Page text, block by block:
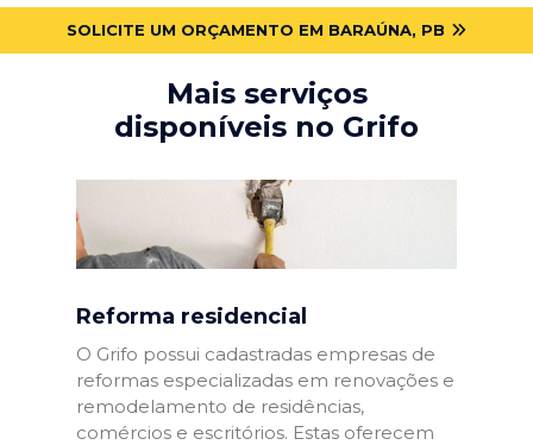
SOLICITE UM ORÇAMENTO EM BARAÚNA, PB
Mais serviços
disponíveis no Grifo
Reforma residencial
O Grifo possui cadastradas empresas de
reformas especializadas em renovações e
remodelamento de residências,
comércios e escritórios. Estas oferecem